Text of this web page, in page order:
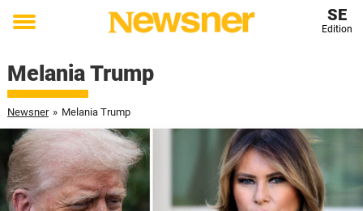
Toggle
SE
Edition
Melania Trump
Newsner » Melania Trump